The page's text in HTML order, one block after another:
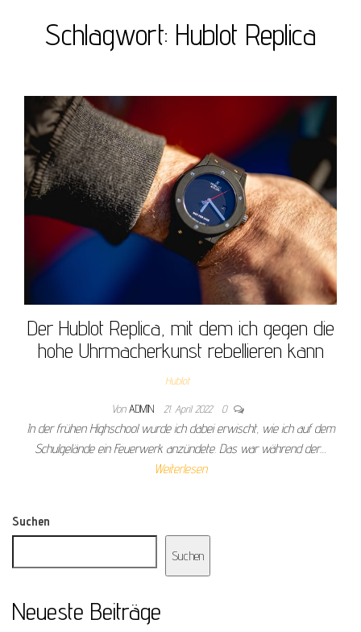
Schlagwort: Hublot Replica
Der Hublot Replica, mit dem ich gegen die
hohe Uhrmacherkunst rebellieren kann
Hublot
Von ADMIN 21. April 2022 0
In der frühen Highschool wurde ich dabei erwischt, wie ich auf dem
Schulgelände ein Feuerwerk anzündete. Das war während der…
Weiterlesen
Suchen
Suchen
Neueste Beiträge